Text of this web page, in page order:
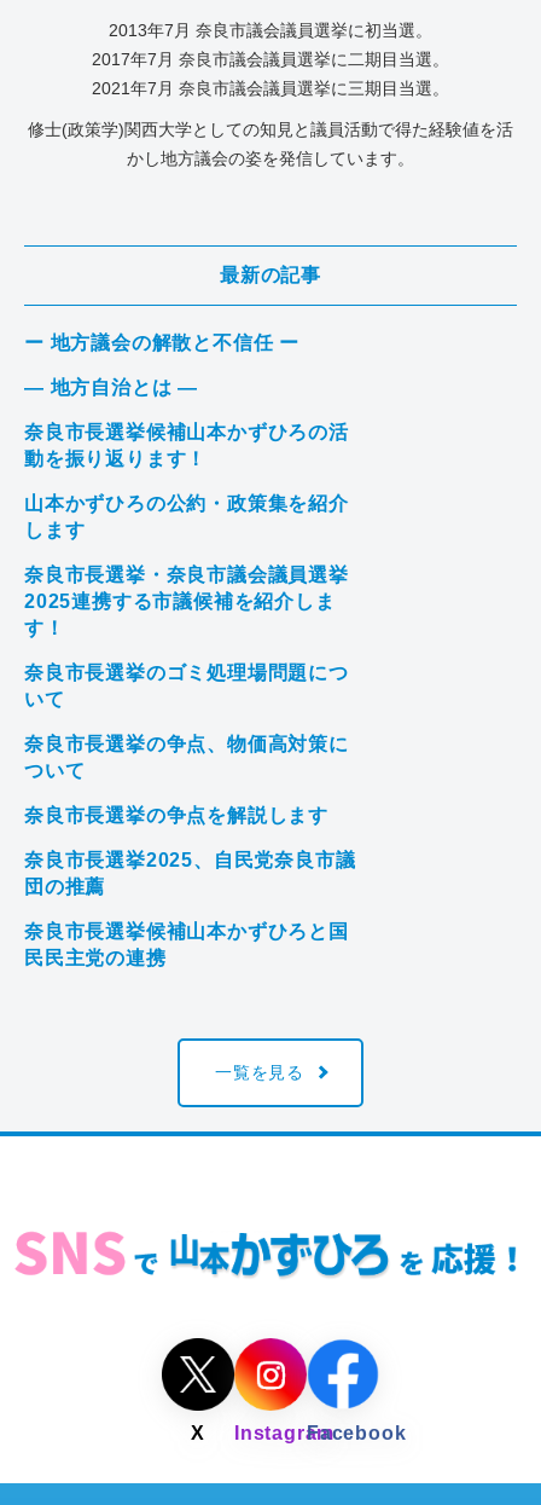
2013年7⽉ 奈良市議会議員選挙に初当選。
2017年7月 奈良市議会議員選挙に二期目当選。
2021年7月 奈良市議会議員選挙に三期目当選。
修士(政策学)関西大学としての知見と議員活動で得た経験値を活
かし地方議会の姿を発信しています。
最新の記事
ー 地方議会の解散と不信任 ー
― 地方自治とは ―
奈良市長選挙候補山本かずひろの活
動を振り返ります！
山本かずひろの公約・政策集を紹介
します
奈良市長選挙・奈良市議会議員選挙
2025連携する市議候補を紹介しま
す！
奈良市長選挙のゴミ処理場問題につ
いて
奈良市長選挙の争点、物価高対策に
ついて
奈良市長選挙の争点を解説します
奈良市長選挙2025、自民党奈良市議
団の推薦
奈良市長選挙候補山本かずひろと国
民民主党の連携
一覧を見る